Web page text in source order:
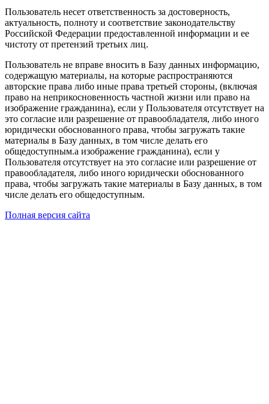
Пользователь несет ответственность за достоверность,
актуальность, полноту и соответствие законодательству
Российской Федерации предоставленной информации и ее
чистоту от претензий третьих лиц.
Пользователь не вправе вносить в Базу данных информацию,
содержащую материалы, на которые распространяются
авторские права либо иные права третьей стороны, (включая
право на неприкосновенность частной жизни или право на
изображение гражданина), если у Пользователя отсутствует на
это согласие или разрешение от правообладателя, либо иного
юридически обоснованного права, чтобы загружать такие
материалы в Базу данных, в том числе делать его
общедоступным.а изображение гражданина), если у
Пользователя отсутствует на это согласие или разрешение от
правообладателя, либо иного юридически обоснованного
права, чтобы загружать такие материалы в Базу данных, в том
числе делать его общедоступным.
Полная версия сайта